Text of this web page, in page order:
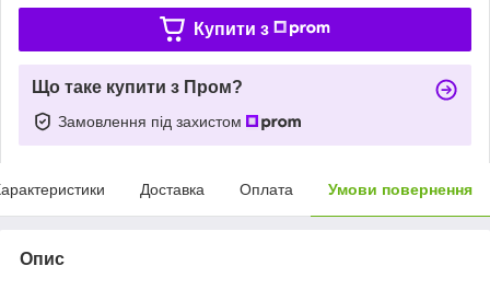
Купити з
Що таке купити з Пром?
Замовлення під захистом
Доставка Оплата Умови повернення
Опис